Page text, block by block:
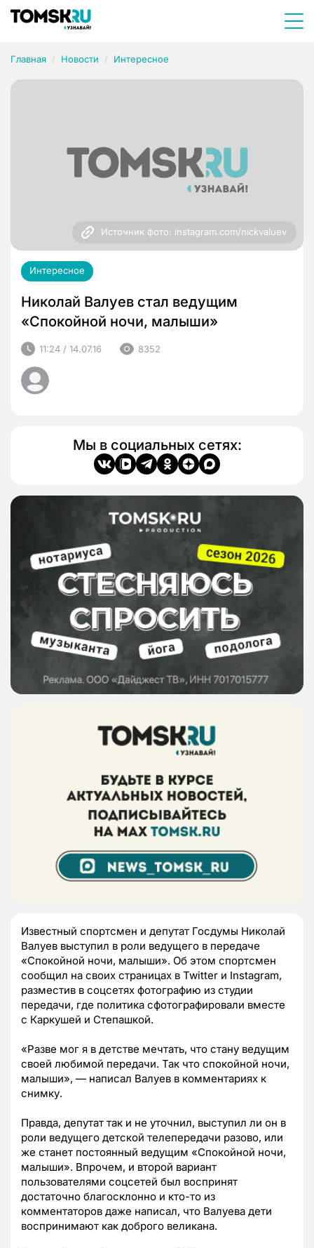
Главная Новости Интересное
Источник фото: instagram.com/nickvaluev
Интересное
Николай Валуев стал ведущим
«Спокойной ночи, малыши»
11:24 / 14.07.16 8352
Мы в социальных сетях:
Известный спортсмен и депутат Госдумы Николай
Валуев выступил в роли ведущего в передаче
«Спокойной ночи, малыши». Об этом спортсмен
сообщил на своих страницах в Twitter и Instagram,
разместив в соцсетях фотографию из студии
передачи, где политика сфотографировали вместе
с Каркушей и Степашкой.
«Разве мог я в детстве мечтать, что стану ведущим
своей любимой передачи. Так что спокойной ночи,
малыши», — написал Валуев в комментариях к
снимку.
Правда, депутат так и не уточнил, выступил ли он в
роли ведущего детской телепередачи разово, или
же станет постоянный ведущим «Спокойной ночи,
малыши». Впрочем, и второй вариант
пользователями соцсетей был воспринят
достаточно благосклонно и кто-то из
комментаторов даже написал, что Валуева дети
воспринимают как доброго великана.